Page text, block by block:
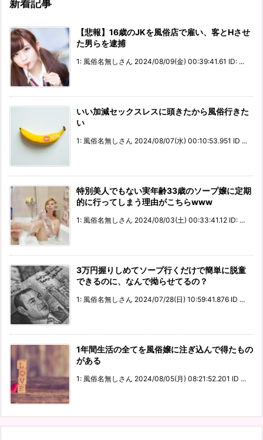
新着記事
【悲報】16歳のJKを風俗店で雇い、客とHさせ
た男らを逮捕
1: 風俗名無しさん 2024/08/09(金) 00:39:41.61 ID: ...
いい加減セックスレスに頭きたから風俗行きた
い
1: 風俗名無しさん 2024/08/07(水) 00:10:53.951 ID ...
特別美人でもない実年齢33歳のソープ嬢に定期
的に行ってしまう理由がこちらwww
1: 風俗名無しさん 2024/08/03(土) 00:33:41.12 ID: ...
3万円握りしめてソープ行くだけで簡単に脱童
できるのに、なんで拗らせてるの？
1: 風俗名無しさん 2024/07/28(日) 10:59:41.876 ID ...
1年間生活の全てを風俗嬢に注ぎ込んで得たもの
がある
1: 風俗名無しさん 2024/08/05(月) 08:21:52.201 ID ...